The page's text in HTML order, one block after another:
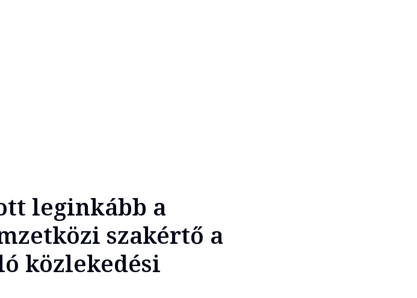
leginkább a
szakértő a
közlekedési